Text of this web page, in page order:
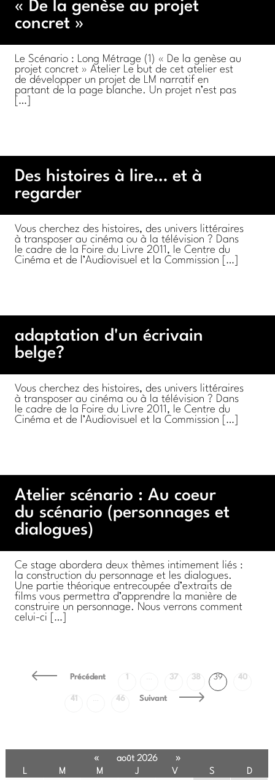
« De la genèse au projet
concret »
Le Scénario : Long Métrage (1) « De la genèse au
projet concret » Atelier Le but de cet atelier est
de développer un projet de LM narratif en
partant de la page blanche. Un projet n’est pas
[…]
Des histoires à lire… et à
Vous cherchez des histoires, des univers littéraires
à transposer au cinéma ou à la télévision ? Dans
le cadre de la Foire du Livre 2011, le Centre du
Cinéma et de l’Audiovisuel et la Commission […]
adaptation d'un écrivain
belge?
Vous cherchez des histoires, des univers littéraires
à transposer au cinéma ou à la télévision ? Dans
le cadre de la Foire du Livre 2011, le Centre du
Cinéma et de l’Audiovisuel et la Commission […]
Atelier scénario : Au coeur
du scénario (personnages et
dialogues)
Ce stage abordera deux thèmes intimement liés :
la construction du personnage et les dialogues.
Une partie théorique entrecoupée d’extraits de
films vous permettra d’apprendre la manière de
construire un personnage. Nous verrons comment
celui-ci […]
Précédent 1 … 37 38 39 40
41 … 46 Suivant
« août 2026 »
L M M J V S
D